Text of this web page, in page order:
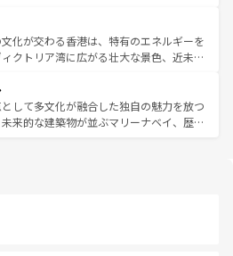
インミー、ベトナムコーヒーなどは、ぜ
い。どの地域を訪れてもあたたかい人々
くれるので、きっと忘れられない旅にな
いる。北部ではチェンマイなどの山岳地
い、南部ではプーケットやクラビの美し
ト気分を楽しむことができる。タイ料理
年中温暖で、どの季節にも異なる楽しみ
しみやすいタイの人々、仏教を中心とし
様な観光資源が、訪れる旅人を魅了し続
化が交わる香港は、特有のエネルギーを
クトリア湾に広がる壮大な景色、近未来
も感動するはず。観光スポットが密集し
見どころを回れるのも魅力。息をのむよ
的な体験まで、香港を存分に楽しみ尽く
して多文化が融合した独自の魅力を放つ
来的な建築物が並ぶマリーナベイ、歴史
地元の風情を楽しめる外せないスポット